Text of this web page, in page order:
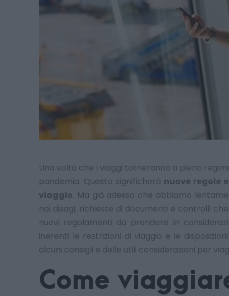
Una volta che i viaggi torneranno a pieno
pandemia. Questo significherà nuove regole
viaggio. Ma già adesso che abbiamo
noi disagi, richieste di documenti e controlli
nuovi regolamenti da prendere in
inerenti le restrizioni di viaggio e le
alcuni consigli e delle utili considerazioni per
Come